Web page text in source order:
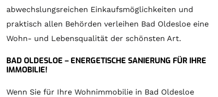
abwechslungsreichen Einkaufsmöglichkeiten und
praktisch allen Behörden verleihen Bad Oldesloe eine
Wohn- und Lebensqualität der schönsten Art.
BAD OLDESLOE – ENERGETISCHE SANIERUNG FÜR IHRE
IMMOBILIE!
Wenn Sie für Ihre Wohnimmobilie in Bad Oldesloe